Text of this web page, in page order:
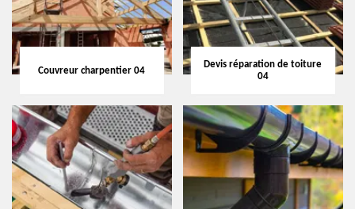
Couvreur charpentier 04
Devis réparation de toiture
04